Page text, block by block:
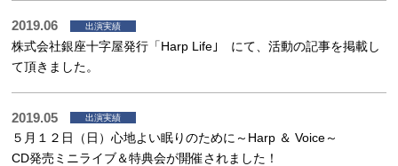
2019.06 出演実績
株式会社銀座十字屋発行「Harp Life｣ にて、活動の記事を掲載し
て頂きました。
2019.05 出演実績
５月１２日（日）心地よい眠りのために～Harp ＆ Voice～
CD発売ミニライブ＆特典会が開催されました！